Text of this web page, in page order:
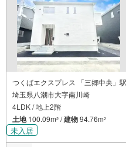
つくばエクスプレス 「三郷中央」
埼玉県八潮市大字南川崎
4LDK / 地上2階
土地100.09m2 /建物94.76m2
未入居